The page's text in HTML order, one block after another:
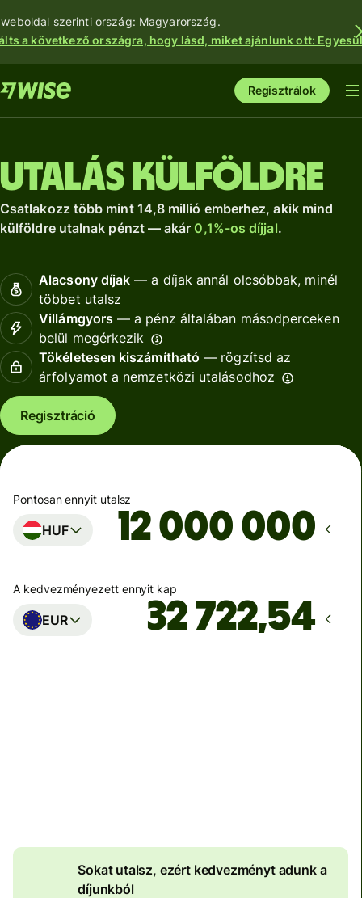
szerinti ország: Magyarország.
a következő országra, hogy lásd, miket ajánlunk ott:
Regisztrálok
Utalás külföldre
Csatlakozz több mint 14,8 millió emberhez, akik mind
külföldre utalnak pénzt — akár 0,1%-os díjjal.
Alacsony díjak — a díjak annál olcsóbbak, minél
többet utalsz
Villámgyors — a pénz általában másodperceken
belül megérkezik
Tökéletesen kiszámítható — rögzítsd az
árfolyamot a nemzetközi utalásodhoz
Regisztráció
Pontosan ennyit utalsz
HUF
A kedvezményezett ennyit kap
EUR
Sokat utalsz, ezért kedvezményt adunk a
díjunkból